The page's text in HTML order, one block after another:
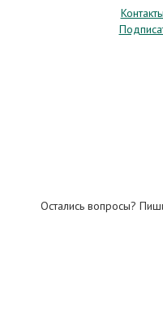
Контакты
Остались вопросы?